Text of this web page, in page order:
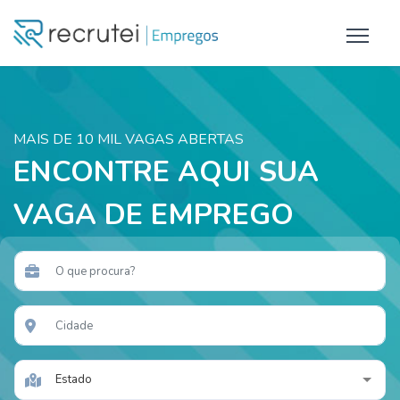
MAIS DE 10 MIL VAGAS ABERTAS
ENCONTRE AQUI SUA
VAGA DE EMPREGO
Estado